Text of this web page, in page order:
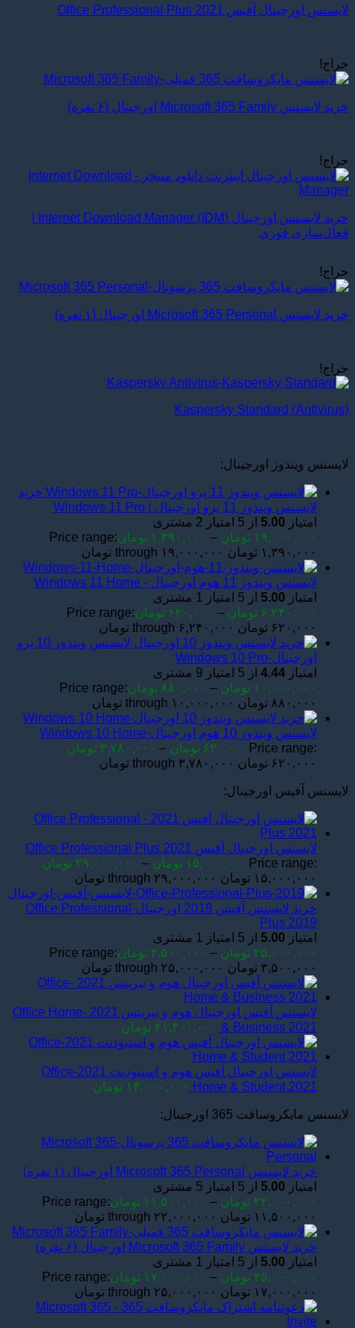
لایسنس اورجینال آفیس Office Professional Plus 2021
حراج!
خرید لایسنس Microsoft 365 Family اورجینال (۶ نفره)
حراج!
فعال‌سازی فوری
حراج!
خرید لایسنس Microsoft 365 Personal اورجینال (۱ نفره)
حراج!
Kaspersky Standard (Antivirus)
لایسنس ویندوز اورجینال:
خرید
لایسنس ویندوز 11 پرو اورجینال | Windows 11 Pro
امتیاز 5.00 از 5 امتیاز 2 مشتری
۱۹,۰۰۰,۰۰۰ تومان – ۱,۳۹۰,۰۰۰ تومانPrice range:
۱,۳۹۰,۰۰۰ تومان through ۱۹,۰۰۰,۰۰۰ تومان
لایسنس ویندوز 11 هوم اورجینال - Windows 11 Home
امتیاز 5.00 از 5 امتیاز 1 مشتری
۶,۲۴۰,۰۰۰ تومان – ۶۲۰,۰۰۰ تومانPrice range:
۶۲۰,۰۰۰ تومان through ۶,۲۴۰,۰۰۰ تومان
لایسنس ویندوز 10 پرو
اورجینال-Windows 10 Pro
امتیاز 4.44 از 5 امتیاز 9 مشتری
۱۰,۰۰۰,۰۰۰ تومان – ۸۸۰,۰۰۰ تومانPrice range:
۸۸۰,۰۰۰ تومان through ۱۰,۰۰۰,۰۰۰ تومان
لایسنس ویندوز 10 هوم اورجینال-Windows 10 Home
۳,۷۸۰,۰۰۰ تومان – ۶۲۰,۰۰۰ تومان
Price range:
۶۲۰,۰۰۰ تومان through ۳,۷۸۰,۰۰۰ تومان
لایسنس آفیس اورجینال:
لایسنس اورجینال آفیس Office Professional Plus 2021
۲۹,۰۰۰,۰۰۰ تومان – ۱۵,۰۰۰,۰۰۰ تومان
Price range:
۱۵,۰۰۰,۰۰۰ تومان through ۲۹,۰۰۰,۰۰۰ تومان
خرید لایسنس آفیس 2019 اورجینال-Office Professional
Plus 2019
امتیاز 5.00 از 5 امتیاز 1 مشتری
۲۵,۰۰۰,۰۰۰ تومان – ۳,۵۰۰,۰۰۰ تومانPrice range:
۳,۵۰۰,۰۰۰ تومان through ۲۵,۰۰۰,۰۰۰ تومان
لایسنس آفیس اورجینال هوم و بیزینس 2021 -Office Home
& Business 2021 ۲۱,۴۰۰,۰۰۰ تومان
لایسنس اورجینال آفیس هوم و استیودنت 2021-Office
Home & Student 2021 ۱۴,۰۰۰,۰۰۰ تومان
لایسنس مایکروسافت 365 اورجینال:
خرید لایسنس Microsoft 365 Personal اورجینال (۱ نفره)
امتیاز 5.00 از 5 امتیاز 5 مشتری
۲۲,۰۰۰,۰۰۰ تومان – ۱۱,۵۰۰,۰۰۰ تومانPrice range:
۱۱,۵۰۰,۰۰۰ تومان through ۲۲,۰۰۰,۰۰۰ تومان
خرید لایسنس Microsoft 365 Family اورجینال (۶ نفره)
امتیاز 5.00 از 5 امتیاز 1 مشتری
۲۵,۰۰۰,۰۰۰ تومان – ۱۷,۰۰۰,۰۰۰ تومانPrice range:
۱۷,۰۰۰,۰۰۰ تومان through ۲۵,۰۰۰,۰۰۰ تومان